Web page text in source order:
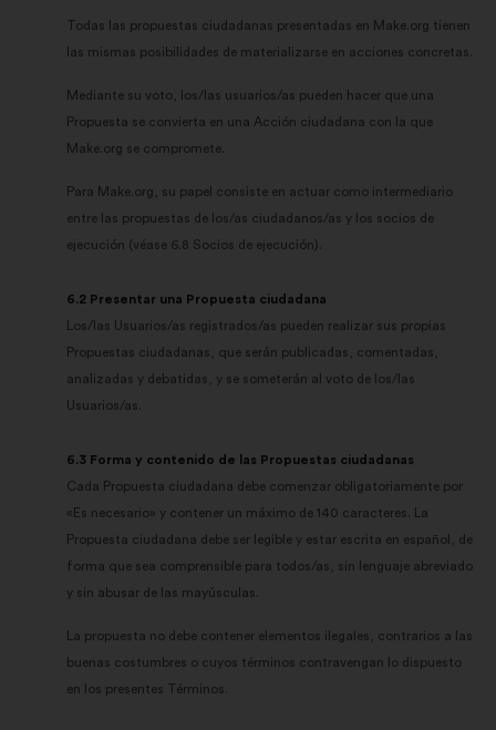
Todas las propuestas ciudadanas presentadas en Make.org tienen
las mismas posibilidades de materializarse en acciones concretas.
Mediante su voto, los/las usuarios/as pueden hacer que una
Propuesta se convierta en una Acción ciudadana con la que
Make.org se compromete.
Para Make.org, su papel consiste en actuar como intermediario
entre las propuestas de los/as ciudadanos/as y los socios de
ejecución (véase 6.8 Socios de ejecución).
6.2 Presentar una Propuesta ciudadana
Los/las Usuarios/as registrados/as pueden realizar sus propias
Propuestas ciudadanas, que serán publicadas, comentadas,
analizadas y debatidas, y se someterán al voto de los/las
Usuarios/as.
6.3 Forma y contenido de las Propuestas ciudadanas
Cada Propuesta ciudadana debe comenzar obligatoriamente por
«Es necesario» y contener un máximo de 140 caracteres. La
Propuesta ciudadana debe ser legible y estar escrita en español, de
forma que sea comprensible para todos/as, sin lenguaje abreviado
y sin abusar de las mayúsculas.
La propuesta no debe contener elementos ilegales, contrarios a las
buenas costumbres o cuyos términos contravengan lo dispuesto
en los presentes Términos.